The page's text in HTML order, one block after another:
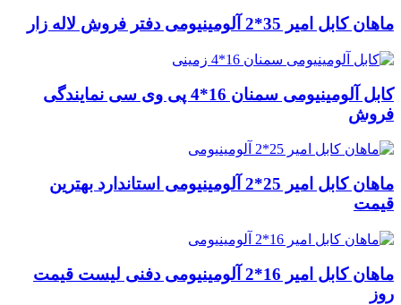
ماهان کابل امیر 35*2 آلومینیومی دفتر فروش لاله زار
کابل آلومینیومی سمنان 16*4 پی وی سی نمایندگی
فروش
ماهان کابل امیر 25*2 آلومینیومی استاندارد بهترین
قیمت
ماهان کابل امیر 16*2 آلومینیومی دفنی لیست قیمت
روز